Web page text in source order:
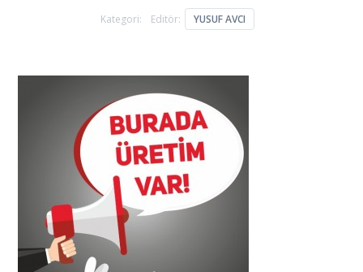
Kategori: Editör: YUSUF AVCI